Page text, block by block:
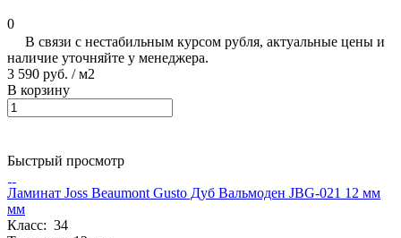
0
В связи с нестабильным курсом рубля, актуальные цены и
наличие уточняйте у менеджера.
3 590 руб. / м2
В корзину
Быстрый просмотр
Ламинат Joss Beaumont Gusto Дуб Вальмоден JBG-021 12 мм
мм
Класс: 34